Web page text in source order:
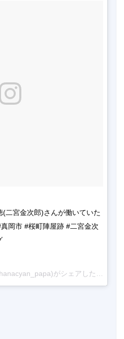
(二宮金次郎)さんが働いていた
岡市 #桜町陣屋跡 #二宮金次
がシェアした投稿 -